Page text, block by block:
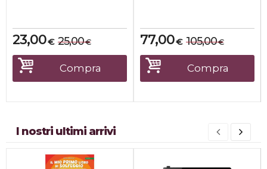
€
23,00 €
25,00
Compra
€
77,00 €
105,00
Compra
I nostri ultimi arrivi